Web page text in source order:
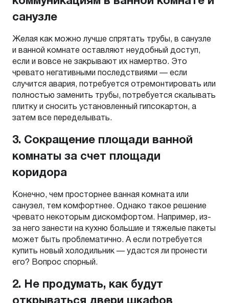
санузле
Желая как можно лучше спрятать трубы, в санузле
и ванной комнате оставляют неудобный доступ,
если и вовсе не закрывают их намертво. Это
чревато негативными последствиями — если
случится авария, потребуется отремонтировать или
полностью заменить трубы, потребуется скалывать
плитку и сносить установленный гипсокартон, а
затем все переделывать.
3. Сокращение площади ванной
комнаты за счет площади
коридора
Конечно, чем просторнее ванная комната или
санузел, тем комфортнее. Однако такое решение
чревато некоторым дискомфортом. Например, из-
за него занести на кухню большие и тяжелые пакеты
может быть проблематично. А если потребуется
купить новый холодильник — удастся ли пронести
его? Вопрос спорный.
2. Не продумать, как будут
открываться двери шкафов